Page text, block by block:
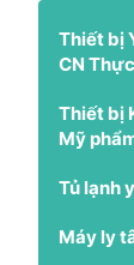
Thiết bị
CN
Thiết bị
Mỹ
Tủ lạnh
Máy ly